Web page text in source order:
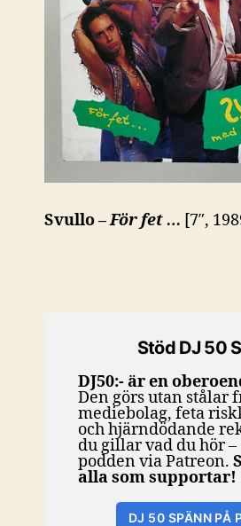
Svullo –För fet … [7″,
Stöd DJ 50
DJ50:- är en
Den görs utan stålar
mediebolag, feta
och hjärndödande
du gillar vad du hör –
podden via Patreon.
alla som supportar!
DJ 50 SPÄNN PÅ